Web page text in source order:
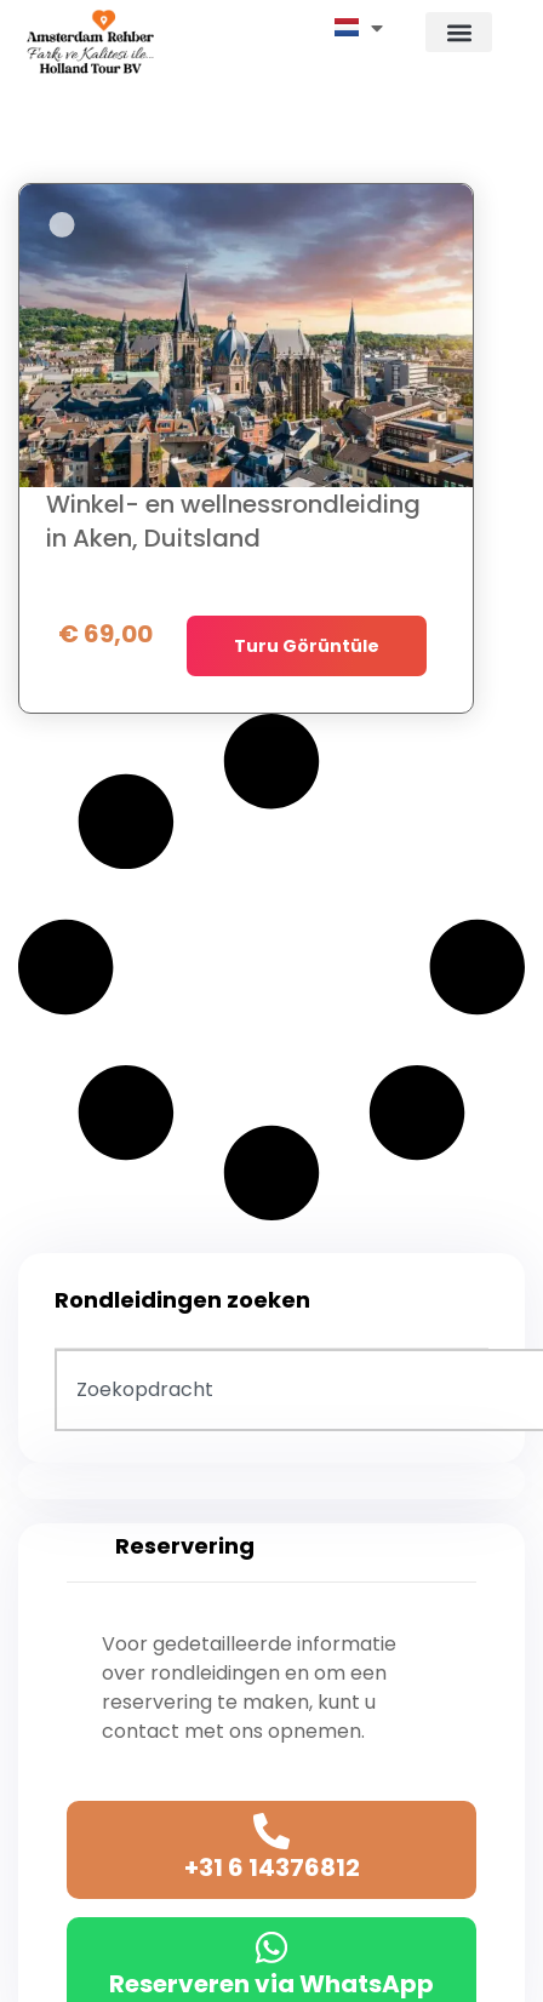
Rondleidingen zoeken
Reservering
Voor gedetailleerde informatie
over rondleidingen en om een ​​
reservering te maken, kunt u
contact met ons opnemen.
+31 6 14376812
Reserveren via WhatsApp
Winkel- en wellnessrondleiding
in Aken, Duitsland
€ 69,00 Turu Görüntüle